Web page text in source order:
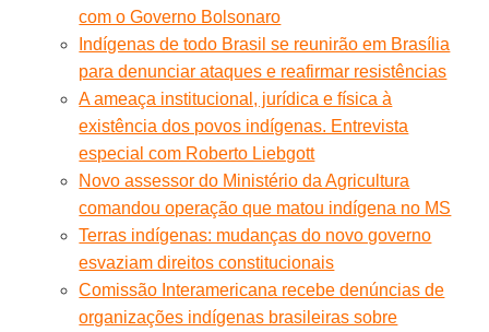
com o Governo Bolsonaro
Indígenas de todo Brasil se reunirão em Brasília
para denunciar ataques e reafirmar resistências
A ameaça institucional, jurídica e física à
existência dos povos indígenas. Entrevista
especial com Roberto Liebgott
Novo assessor do Ministério da Agricultura
comandou operação que matou indígena no MS
Terras indígenas: mudanças do novo governo
esvaziam direitos constitucionais
Comissão Interamericana recebe denúncias de
organizações indígenas brasileiras sobre